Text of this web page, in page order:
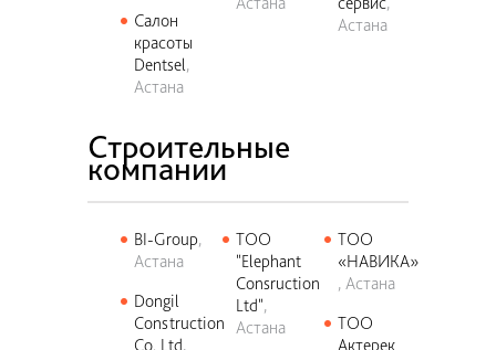
Салон
красоты
Dentsel
Астана
Астана
Строительные
компании
BI-Group
Астана
Dongil
Construction
Co. Ltd
ТОО
"Elephant
Consruction
Ltd"
Астана
ТОО
«НАВИКА»
Астана
ТОО
Актерек